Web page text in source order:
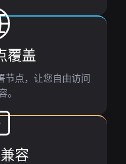
覆盖
点，让您自由访问
。
容